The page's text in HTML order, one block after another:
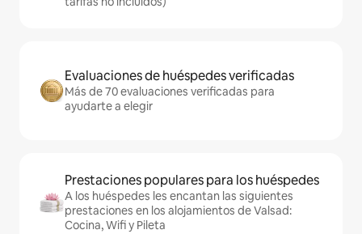
Evaluaciones de huéspedes verificadas
Más de 70 evaluaciones verificadas para
ayudarte a elegir
Prestaciones populares para los huéspedes
A los huéspedes les encantan las siguientes
prestaciones en los alojamientos de Valsad:
Cocina, Wifi y Pileta